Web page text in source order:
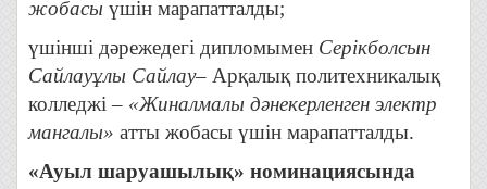
жобасы үшін марапатталды;
үшінші дәрежедегі дипломымен Серікболсын
Сайлауұлы Сайлау– Арқалық политехникалық
колледжі – «Жиналмалы дәнекерленген электр
мангалы» атты жобасы үшін марапатталды.
«Ауыл шаруашылық» номинациясында